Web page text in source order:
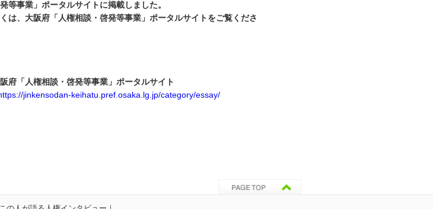
等事業」ポータルサイトに掲載しました。
は、大阪府「人権相談・啓発等事業」ポータルサイトをご覧くださ
「人権相談・啓発等事業」ポータルサイト
jinkensodan-keihatu.pref.osaka.lg.jp/category/essay/